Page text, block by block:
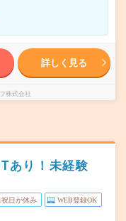
詳しく見る
株式会社
あり！未経験
祝日が休み WEB登録OK